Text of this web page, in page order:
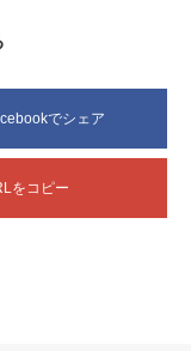
でシェア
をコピー